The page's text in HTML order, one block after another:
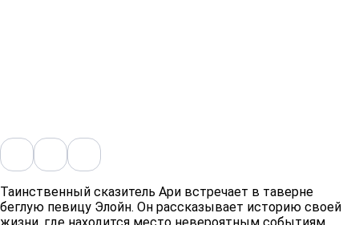
Таинственный сказитель Ари встречает в таверне
беглую певицу Элойн. Он рассказывает историю своей